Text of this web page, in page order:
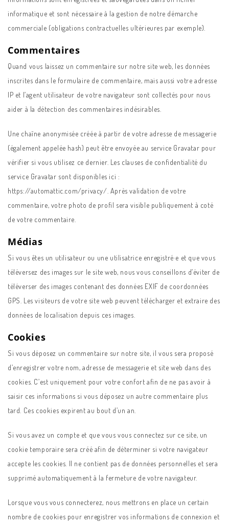
informatique et sont nécessaire à la gestion de notre démarche
commerciale (obligations contractuelles ultérieures par exemple).
Commentaires
Quand vous laissez un commentaire sur notre site web, les données
inscrites dans le formulaire de commentaire, mais aussi votre adresse
IP et l’agent utilisateur de votre navigateur sont collectés pour nous
aider à la détection des commentaires indésirables.
Une chaîne anonymisée créée à partir de votre adresse de messagerie
(également appelée hash) peut être envoyée au service Gravatar pour
vérifier si vous utilisez ce dernier. Les clauses de confidentialité du
service Gravatar sont disponibles ici :
https://automattic.com/privacy/. Après validation de votre
commentaire, votre photo de profil sera visible publiquement à coté
de votre commentaire.
Médias
Si vous êtes un utilisateur ou une utilisatrice enregistré·e et que vous
téléversez des images sur le site web, nous vous conseillons d’éviter de
téléverser des images contenant des données EXIF de coordonnées
GPS. Les visiteurs de votre site web peuvent télécharger et extraire des
données de localisation depuis ces images.
Cookies
Si vous déposez un commentaire sur notre site, il vous sera proposé
d’enregistrer votre nom, adresse de messagerie et site web dans des
cookies. C’est uniquement pour votre confort afin de ne pas avoir à
saisir ces informations si vous déposez un autre commentaire plus
tard. Ces cookies expirent au bout d’un an.
Si vous avez un compte et que vous vous connectez sur ce site, un
cookie temporaire sera créé afin de déterminer si votre navigateur
accepte les cookies. Il ne contient pas de données personnelles et sera
supprimé automatiquement à la fermeture de votre navigateur.
Lorsque vous vous connecterez, nous mettrons en place un certain
nombre de cookies pour enregistrer vos informations de connexion et